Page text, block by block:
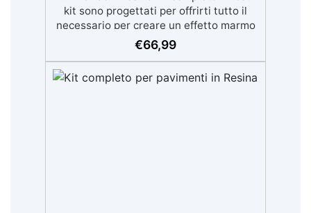
€66,99